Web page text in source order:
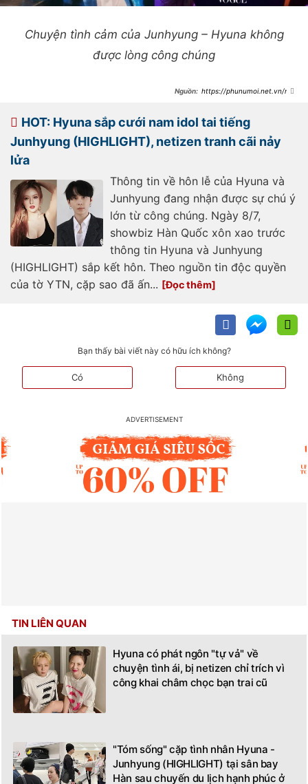
Chuyện tình cảm của Junhyung – Hyuna không
được lòng công chúng
https://phunumoi.net.vn/nu-
trong-buc-anh-cuoi-dau-tien-
d319275.html
HOT: Hyuna sắp cưới nam idol tai tiếng
Junhyung (HIGHLIGHT), netizen tranh cãi nảy
lửa
Thông tin về hôn lễ của Hyuna và
Junhyung đang nhận được sự chú ý
lớn từ công chúng. Ngày 8/7,
showbiz Hàn Quốc xôn xao trước
thông tin Hyuna và Junhyung
(HIGHLIGHT) sắp kết hôn. Theo nguồn tin độc quyền
của tờ YTN, cặp sao đã ấn...
Bạn thấy bài viết này có hữu ích không?
Có Không
TIN LIÊN QUAN
Hyuna có phát ngôn "tự vả" về
chuyện tình ái, bị netizen chỉ trích vì
công khai châm chọc bạn trai cũ
"Tóm sống" cặp tình nhân Hyuna -
Junhyung (HIGHLIGHT) tại sân bay
Hàn sau chuyến du lịch hạnh phúc ở